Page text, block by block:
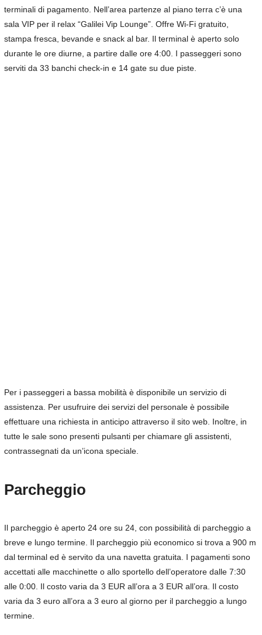
terminali di pagamento. Nell’area partenze al piano terra c’è una
sala VIP per il relax “Galilei Vip Lounge”. Offre Wi-Fi gratuito,
stampa fresca, bevande e snack al bar. Il terminal è aperto solo
durante le ore diurne, a partire dalle ore 4:00. I passeggeri sono
serviti da 33 banchi check-in e 14 gate su due piste.
Per i passeggeri a bassa mobilità è disponibile un servizio di
assistenza. Per usufruire dei servizi del personale è possibile
effettuare una richiesta in anticipo attraverso il sito web. Inoltre, in
tutte le sale sono presenti pulsanti per chiamare gli assistenti,
contrassegnati da un’icona speciale.
Parcheggio
Il parcheggio è aperto 24 ore su 24, con possibilità di parcheggio a
breve e lungo termine. Il parcheggio più economico si trova a 900 m
dal terminal ed è servito da una navetta gratuita. I pagamenti sono
accettati alle macchinette o allo sportello dell’operatore dalle 7:30
alle 0:00. Il costo varia da 3 EUR all’ora a 3 EUR all’ora. Il costo
varia da 3 euro all’ora a 3 euro al giorno per il parcheggio a lungo
termine.